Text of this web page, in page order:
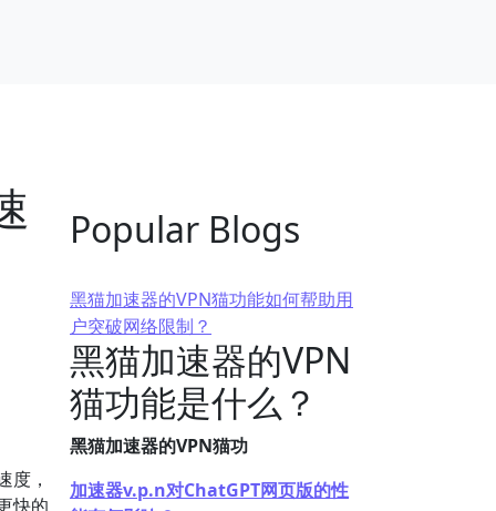
度，
快的
Popular Blogs
黑猫加速器的VPN猫功能如何帮助用
户突破网络限制？
黑猫加速器的VPN
猫功能是什么？
黑猫加速器的VPN猫功
加速器v.p.n对ChatGPT网页版的性